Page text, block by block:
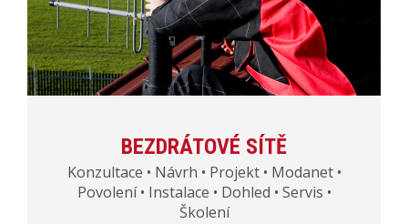
BEZDRÁTOVÉ SÍTĚ
Konzultace • Návrh • Projekt • Modanet •
Povolení • Instalace • Dohled • Servis •
Školení